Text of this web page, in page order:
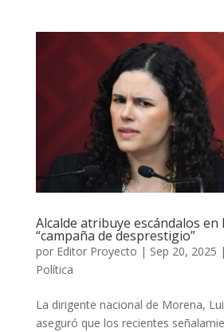
Alcalde atribuye escándalos en
“campaña de desprestigio”
por Editor Proyecto | Sep 20, 2025 |
Política
La dirigente nacional de Morena,
aseguró que los recientes